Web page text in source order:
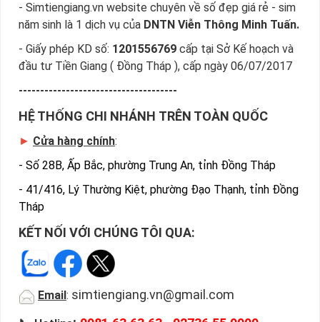
- Simtiengiang.vn website chuyên về số đẹp giá rẻ - sim
năm sinh là 1 dịch vụ của DNTN Viễn Thông Minh Tuấn.
- Giấy phép KD số: 1201556769 cấp tại Sở Kế hoạch và
đầu tư Tiền Giang ( Đồng Tháp ), cấp ngày 06/07/2017
-------------------------------------
HỆ THỐNG CHI NHÁNH TRÊN TOÀN QUỐC
► Cửa hàng chính:
- Số 28B, Ấp Bắc, phường Trung An, tỉnh Đồng Tháp
- 41/416, Lý Thường Kiệt, phường Đạo Thạnh, tỉnh Đồng
Tháp
KẾT NỐI VỚI CHÚNG TÔI QUA:
Email : simtiengiang.vn@gmail.com